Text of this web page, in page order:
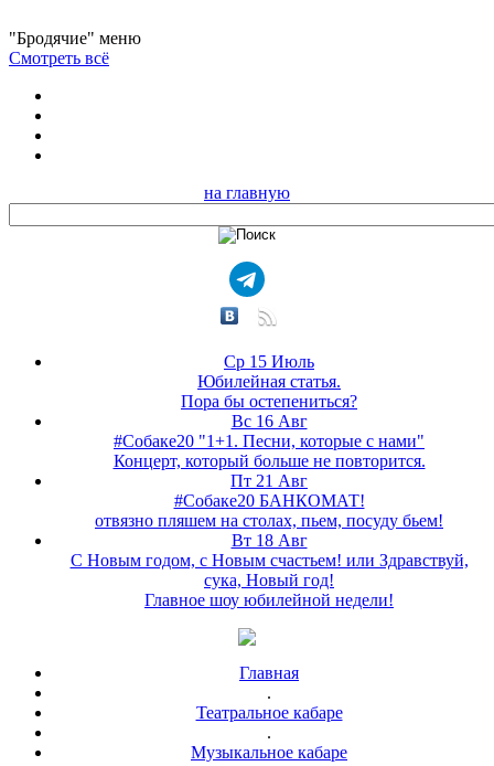
"Бродячие" меню
Смотреть всё
на главную
Ср 15 Июль
Юбилейная статья.
Пора бы остепениться?
Вс 16 Авг
#Собаке20 "1+1. Песни, которые с нами"
Концерт, который больше не повторится.
Пт 21 Авг
#Собаке20 БАНКОМАТ!
отвязно пляшем на столах, пьем, посуду бьем!
Вт 18 Авг
С Новым годом, с Новым счастьем! или Здравствуй,
сука, Новый год!
Главное шоу юбилейной недели!
Главная
.
Театральное кабаре
.
Музыкальное кабаре